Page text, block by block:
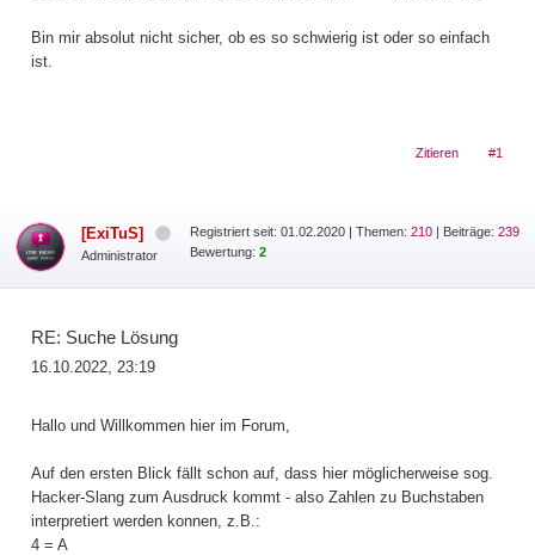
Bin mir absolut nicht sicher, ob es so schwierig ist oder so einfach
ist.
Zitieren #1
[ExiTuS]
Administrator
Registriert seit: 01.02.2020 |Themen:210 | Beiträge:239
Bewertung:2
RE: Suche Lösung
16.10.2022, 23:19
Hallo und Willkommen hier im Forum,
Auf den ersten Blick fällt schon auf, dass hier möglicherweise sog.
Hacker-Slang zum Ausdruck kommt - also Zahlen zu Buchstaben
interpretiert werden konnen, z.B.:
4 = A